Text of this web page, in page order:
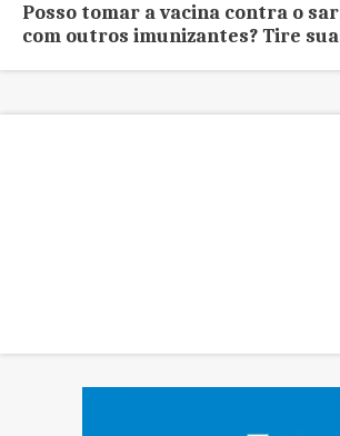
Posso tomar a vacina contra o
com outros imunizantes? Tire